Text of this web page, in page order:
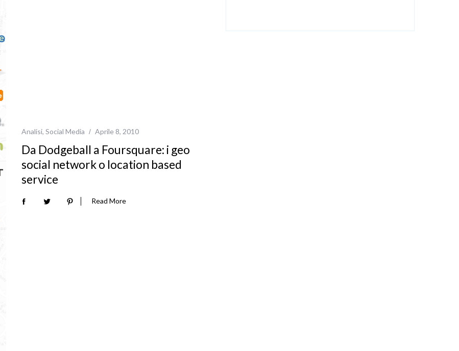
Analisi, Social Media Aprile 8, 2010
Da Dodgeball a Foursquare: i geo
social network o location based
service
Read More